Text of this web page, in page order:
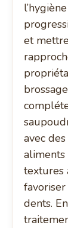
et
avec
aliments
textures
dents.